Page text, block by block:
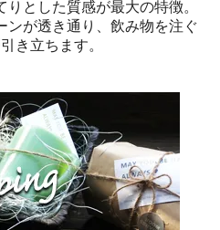
とした質感が最大の特徴。
ンが透き通り、飲み物を注ぐ
き立ちます。